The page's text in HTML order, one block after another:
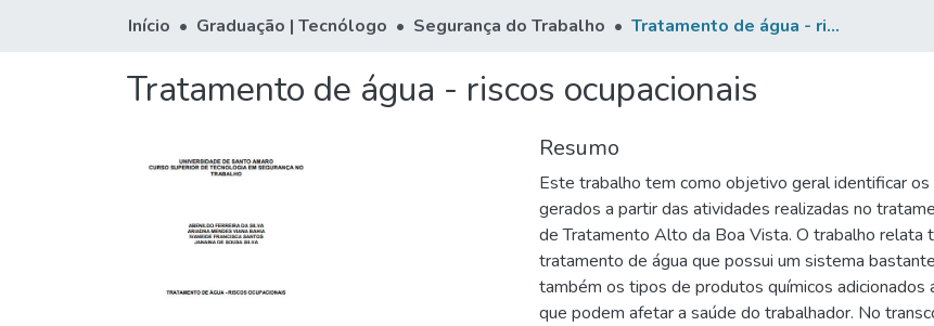
Início Graduação | Tecnólogo Segurança do Trabalho Tratamento de água - riscos ocupacionais
Tratamento de água - riscos ocupacionais
Resumo
Este trabalho tem como objetivo geral identificar os
gerados a partir das atividades realizadas no
de Tratamento Alto da Boa Vista. O trabalho relata
tratamento de água que possui um sistema
também os tipos de produtos químicos adicionados
que podem afetar a saúde do trabalhador. No